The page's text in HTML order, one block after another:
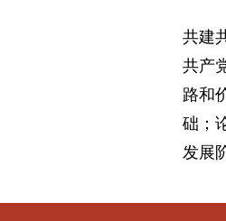
共建
共产
路和
础；
发展